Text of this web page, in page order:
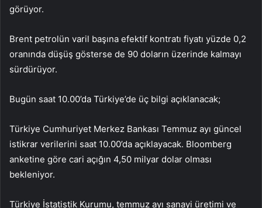
görüyor.
Brent petrolün varil başına efektif kontratı fiyatı yüzde 0,2
oranında düşüş gösterse de 90 doların üzerinde kalmayı
sürdürüyor.
Bugün saat 10.00’da Türkiye’de üç bilgi açıklanacak;
Türkiye Cumhuriyet Merkez Bankası Temmuz ayı güncel
istikrar verilerini saat 10.00’da açıklayacak. Bloomberg
anketine göre cari açığın 4,50 milyar dolar olması
bekleniyor.
Türkiye İstatistik Kurumu, temmuz ayı sanayi üretimi ve